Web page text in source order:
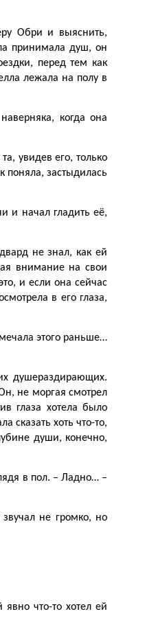
Обри и выяснить,
принимала душ, он
перед тем как
лежала на полу в
когда она
увидев его, только
поняла, застыдилась
и начал гладить её,
не знал, как ей
внимание на свои
и если она сейчас
в его глаза,
этого раньше…
душераздирающих.
не моргая смотрел
глаза хотела было
сказать хоть что-то,
души, конечно,
в пол. – Ладно… –
не громко, но
явно что-то хотел ей